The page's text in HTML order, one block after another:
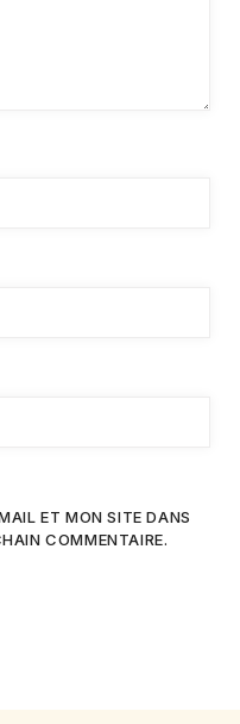
ET MON SITE DANS
COMMENTAIRE.